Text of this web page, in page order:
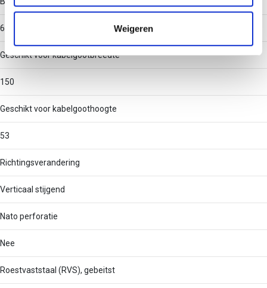
informatie die u aan ze heeft verstrekt of die ze hebben
verzameld op basis van uw gebruik van hun services.
Weigeren
60
Geschikt voor kabelgootbreedte
150
Geschikt voor kabelgoothoogte
53
Richtingsverandering
Verticaal stijgend
Nato perforatie
Nee
Roestvaststaal (RVS), gebeitst